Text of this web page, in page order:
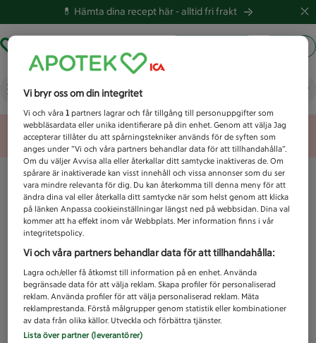
💊 Hämta dina recept här -alltid fri frakt
Vad letar du efter idag?
Unknown error
Vi bryr oss om din integritet
Vi och våra1 partners lagrar och får tillgång till personuppgifter som
webbläsardata eller unika identifierare på din enhet. Genom att välja Jag
accepterar tillåter du att spårningstekniker används för de syften som
anges under ”Vi och våra partners behandlar data för att tillhandahålla”.
Om du väljer Avvisa alla eller återkallar ditt samtycke inaktiveras de. Om
spårare är inaktiverade kan visst innehåll och vissa annonser som du ser
vara mindre relevanta för dig. Du kan återkomma till denna meny för att
ändra dina val eller återkalla ditt samtycke när som helst genom att klicka
på länken Anpassa cookieinställningar längst ned på webbsidan. Dina val
kommer att ha effekt inom vår Webbplats. Mer information finns i vår
integritetspolicy.
Vi och våra partners behandlar data för att tillhandahålla:
Lagra och/eller få åtkomst till information på en enhet. Använda
begränsade data för att välja reklam. Skapa profiler för personaliserad
reklam. Använda profiler för att välja personaliserad reklam. Mäta
reklamprestanda. Förstå målgrupper genom statistik eller kombinationer
av data från olika källor. Utveckla och förbättra tjänster.
Lista över partner (leverantörer)